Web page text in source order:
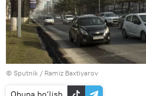
© Sputnik / Ramiz Baxtiyarov